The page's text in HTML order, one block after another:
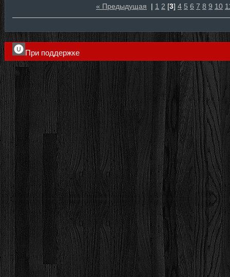
« Предыдущая | 1 2 [3] 4 5 6 7 8 9 10
При поддержке